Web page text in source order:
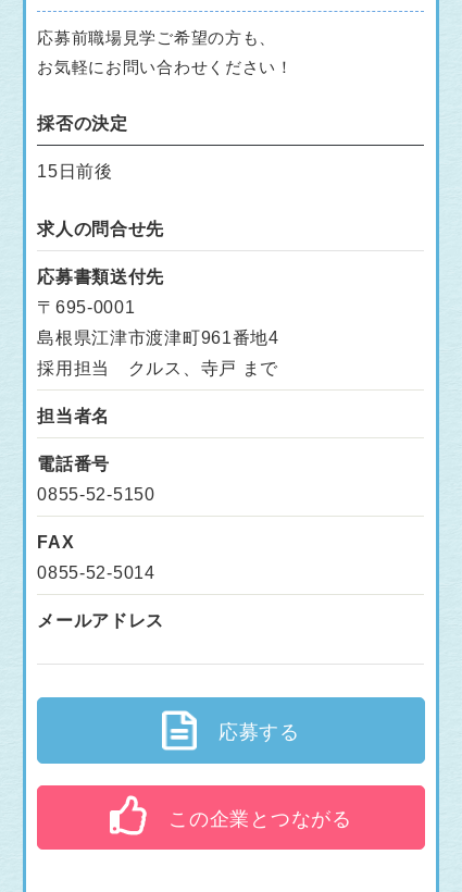
応募前職場見学ご希望の方も、
お気軽にお問い合わせください！
採否の決定
15日前後
求人の問合せ先
応募書類送付先
〒695-0001
島根県江津市渡津町961番地4
採用担当 クルス、寺戸 まで
担当者名
電話番号
0855-52-5150
FAX
0855-52-5014
メールアドレス
応募する
この企業とつながる